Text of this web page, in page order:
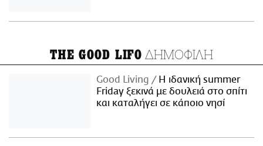
THE GOOD LIFO ΔΗΜΟΦΙΛΗ
Good Living
Η ιδανική summer
Friday ξεκινά με δουλειά στο σπίτι
και καταλήγει σε κάποιο νησί